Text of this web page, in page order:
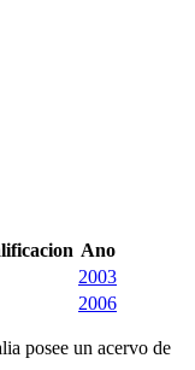
Ano
2003
2006
posee un acervo de